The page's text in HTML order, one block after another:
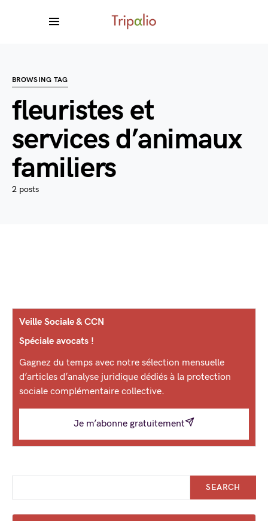
BROWSING TAG
fleuristes et
services d’animaux
familiers
2 posts
Veille Sociale & CCN
Spéciale avocats !
Gagnez du temps avec notre sélection mensuelle
d’articles d’analyse juridique dédiés à la protection
sociale complémentaire collective.
Je m’abonne gratuitement
SEARCH